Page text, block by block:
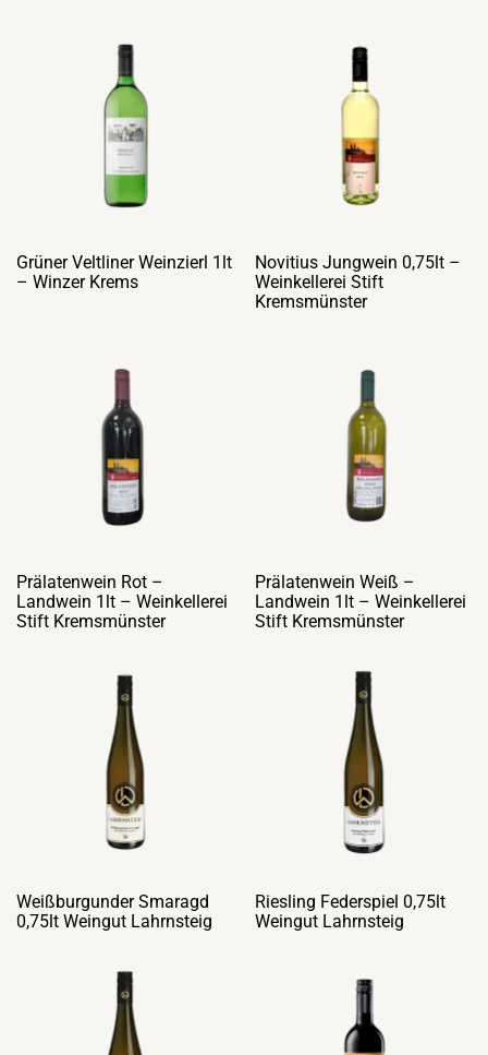
Grüner Veltliner Weinzierl 1lt
– Winzer Krems
Novitius Jungwein 0,75lt –
Weinkellerei Stift
Kremsmünster
Prälatenwein Rot –
Landwein 1lt – Weinkellerei
Stift Kremsmünster
Prälatenwein Weiß –
Landwein 1lt – Weinkellerei
Stift Kremsmünster
Weißburgunder Smaragd
0,75lt Weingut Lahrnsteig
Riesling Federspiel 0,75lt
Weingut Lahrnsteig